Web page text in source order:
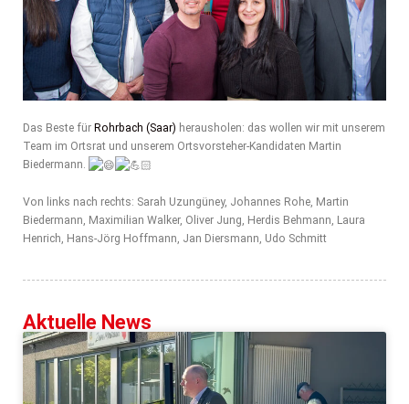
Das Beste für Rohrbach (Saar) herausholen: das wollen wir mit unserem
Team im Ortsrat und unserem Ortsvorsteher-Kandidaten Martin
Biedermann.
Von links nach rechts: Sarah Uzungüney, Johannes Rohe, Martin
Biedermann, Maximilian Walker, Oliver Jung, Herdis Behmann, Laura
Henrich, Hans-Jörg Hoffmann, Jan Diersmann, Udo Schmitt
Aktuelle News